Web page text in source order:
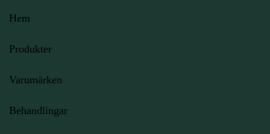
Hem
Produkter
Varumärken
Behandlingar